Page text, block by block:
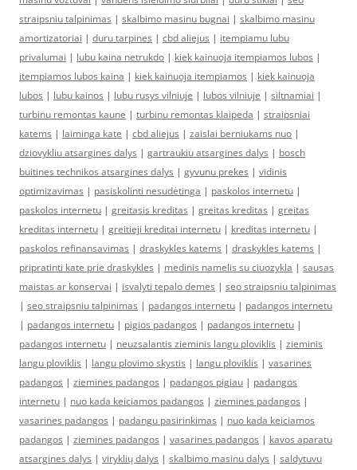
straipsniu talpinimas | skalbimo masinu bugnai | skalbimo masinu
amortizatoriai | duru tarpines | cbd aliejus | itempiamu lubu
privalumai | lubu kaina netrukdo | kiek kainuoja itempiamos lubos |
itempiamos lubos kaina | kiek kainuoja itempiamos | kiek kainuoja
lubos | lubu kainos | lubu rusys vilniuje | lubos vilniuje | siltnamiai |
turbinu remontas kaune | turbinu remontas klaipeda | straipsniai
katems | laiminga kate | cbd aliejus | zaislai berniukams nuo |
dziovykliu atsargines dalys | gartraukiu atsargines dalys | bosch
buitines technikos atsargines dalys | gyvunu prekes | vidinis
optimizavimas | pasiskolinti nesudėtinga | paskolos internetu |
paskolos internetu | greitasis kreditas | greitas kreditas | greitas
kreditas internetu | greitieji kreditai internetu | kreditas internetu |
paskolos refinansavimas | draskykles katems | draskykles katems |
pripratinti kate prie draskykles | medinis namelis su ciuozykla | sausas
maistas ar konservai | isvalyti tepalo demes | seo straipsniu talpinimas
| seo straipsniu talpinimas | padangos internetu | padangos internetu
| padangos internetu | pigios padangos | padangos internetu |
padangos internetu | neuzsalantis zieminis langu ploviklis | zieminis
langu ploviklis | langu plovimo skystis | langu ploviklis | vasarines
padangos | ziemines padangos | padangos pigiau | padangos
internetu | nuo kada keiciamos padangos | ziemines padangos |
vasarines padangos | padangu pasirinkimas | nuo kada keiciamos
padangos | ziemines padangos | vasarines padangos | kavos aparatu
atsargines dalys | viryklių dalys | skalbimo masinu dalys | saldytuvu